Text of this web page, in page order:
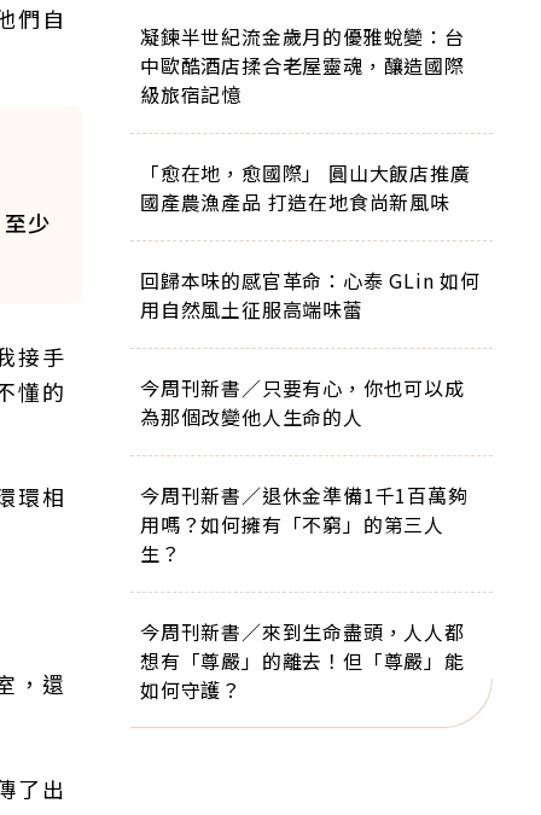
們自
少
接手
懂的
環相
，還
了出
凝鍊半世紀流金歲月的優雅蛻變：台
中歐酷酒店揉合老屋靈魂，釀造國際
級旅宿記憶
「愈在地，愈國際」 圓山大飯店推廣
國產農漁產品 打造在地食尚新風味
回歸本味的感官革命：心泰 GLin 如何
用自然風土征服高端味蕾
今周刊新書／只要有心，你也可以成
為那個改變他人生命的人
今周刊新書／退休金準備1千1百萬夠
用嗎？如何擁有「不窮」的第三人
生？
今周刊新書／來到生命盡頭，人人都
想有「尊嚴」的離去！但「尊嚴」能
如何守護？